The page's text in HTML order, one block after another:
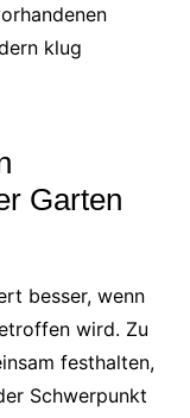
klug
Garten
besser, wenn
wird. Zu
festhalten,
Schwerpunkt